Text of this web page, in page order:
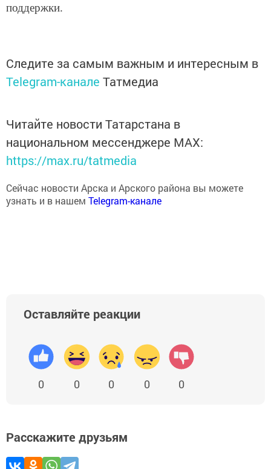
поддержки.
Следите за самым важным и интересным в
Telegram-канале Татмедиа
Читайте новости Татарстана в
национальном мессенджере MАХ:
https://max.ru/tatmedia
Сейчас новости Арска и Арского района вы можете
узнать и в нашем Telegram-канале
Оставляйте реакции
0 0 0 0 0
Расскажите друзьям